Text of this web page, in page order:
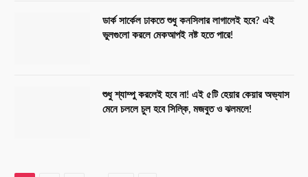
ডার্ক সার্কেল ঢাকতে শুধু কনসিলার লাগালেই হবে? এই
ভুলগুলো করলে মেকআপই নষ্ট হতে পারে!
শুধু শ্যাম্পু করলেই হবে না! এই ৫টি হেয়ার কেয়ার অভ্যাস
মেনে চললে চুল হবে সিল্কি, মজবুত ও ঝলমলে!